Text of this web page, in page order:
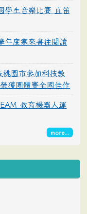
生音樂比賽 直笛
度寒來書往閱讀
園市參加科技教
獲團體賽全國佳作
教育機器人運
more...